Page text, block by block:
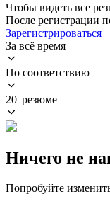
Чтобы видеть все
После регистрации
Зарегистрироваться
За всё время
По соответствию
20 резюме
Ничего не
Попробуйте